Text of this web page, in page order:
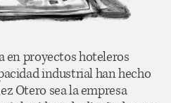
en proyectos hoteleros
industrial han hecho
Otero sea la empresa